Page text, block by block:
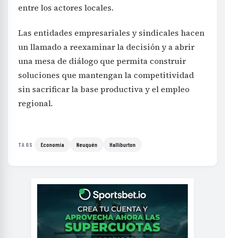
entre los actores locales.
Las entidades empresariales y sindicales hacen
un llamado a reexaminar la decisión y a abrir
una mesa de diálogo que permita construir
soluciones que mantengan la competitividad
sin sacrificar la base productiva y el empleo
regional.
TAGS Economía Neuquén Halliburton